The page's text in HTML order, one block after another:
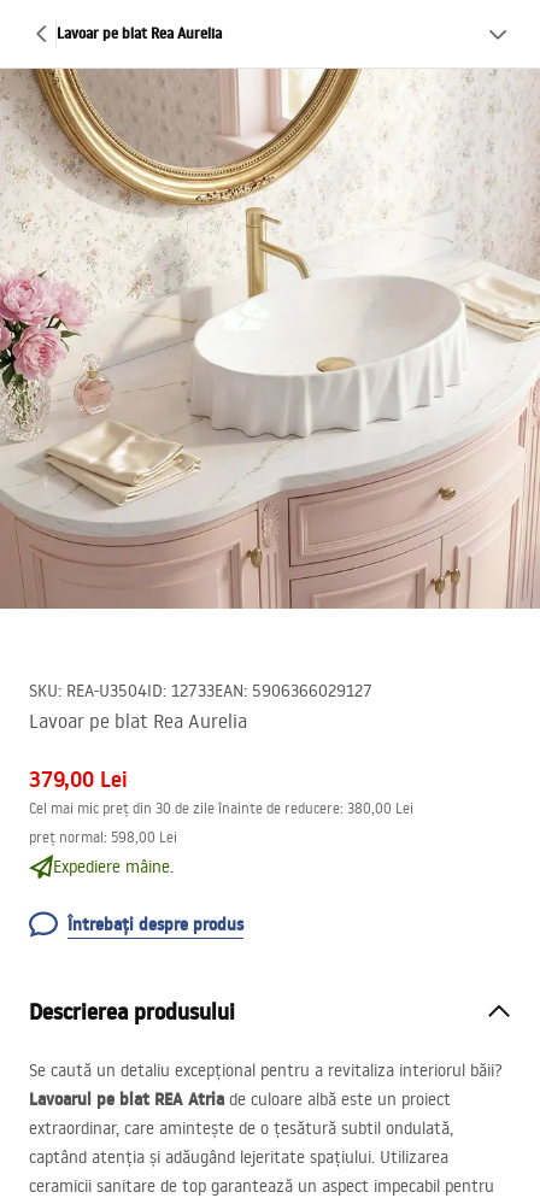
Lavoar pe blat Rea Aurelia
SKU: REA-U3504ID: 12733EAN: 5906366029127
Lavoar pe blat Rea Aurelia
379,00 Lei
Cel mai mic preț din 30 de zile înainte de reducere: 380,00 Lei
preț normal: 598,00 Lei
Expediere mâine.
Întrebați despre produs
Descrierea produsului
Se caută un detaliu excepțional pentru a revitaliza interiorul băii?
Lavoarul pe blat REA Atria de culoare albă este un proiect
extraordinar, care amintește de o țesătură subtil ondulată,
captând atenția și adăugând lejeritate spațiului. Utilizarea
ceramicii sanitare de top garantează un aspect impecabil pentru